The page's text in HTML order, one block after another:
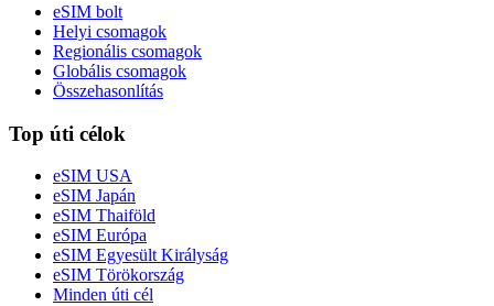
eSIM bolt
Helyi csomagok
Regionális csomagok
Globális csomagok
Összehasonlítás
Top úti célok
eSIM USA
eSIM Japán
eSIM Thaiföld
eSIM Európa
eSIM Egyesült Királyság
eSIM Törökország
Minden úti cél